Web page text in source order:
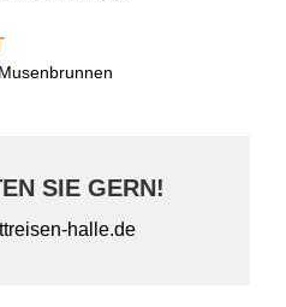
SIE GERN!
halle.de